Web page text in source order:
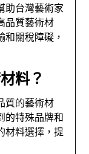
助台灣藝術家
品質藝術材
關稅障礙，
料？
質的藝術材
的特殊品牌和
材料選擇，提